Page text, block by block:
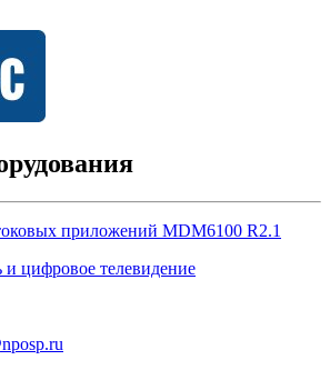
приложений MDM6100 R2.1